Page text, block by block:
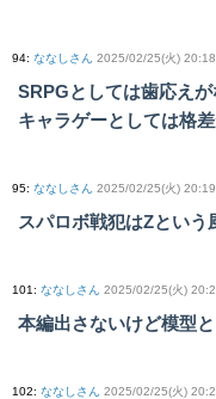
94: ななしさん 2025/02/25(火)
SRPGとしては歯応えが
キャラゲーとしては格
95: ななしさん 2025/02/25(火)
スパロボ戦犯はZという
101: ななしさん 2025/02/25(火)
本編出さないけど模型
102: ななしさん 2025/02/25(火)